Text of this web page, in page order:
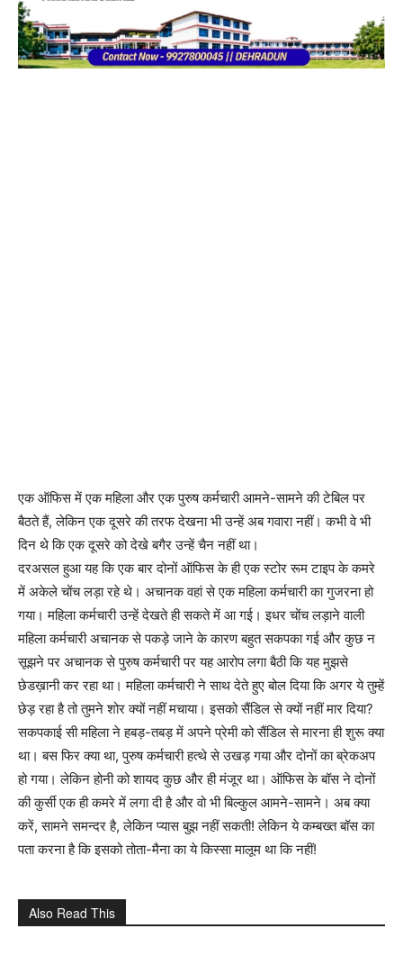
एक ऑफिस में एक महिला और एक पुरुष कर्मचारी आमने-सामने की टेबिल पर
बैठते हैं, लेकिन एक दूसरे की तरफ देखना भी उन्हें अब गवारा नहीं। कभी वे भी
दिन थे कि एक दूसरे को देखे बगैर उन्हें चैन नहीं था।
दरअसल हुआ यह कि एक बार दोनों ऑफिस के ही एक स्टोर रूम टाइप के कमरे
में अकेले चोंच लड़ा रहे थे। अचानक वहां से एक महिला कर्मचारी का गुजरना हो
गया। महिला कर्मचारी उन्हें देखते ही सकते में आ गई। इधर चोंच लड़ाने वाली
महिला कर्मचारी अचानक से पकड़े जाने के कारण बहुत सकपका गई और कुछ न
सूझने पर अचानक से पुरुष कर्मचारी पर यह आरोप लगा बैठी कि यह मुझसे
छेडख़ानी कर रहा था। महिला कर्मचारी ने साथ देते हुए बोल दिया कि अगर ये तुम्हें
छेड़ रहा है तो तुमने शोर क्यों नहीं मचाया। इसको सैंडिल से क्यों नहीं मार दिया?
सकपकाई सी महिला ने हबड़-तबड़ में अपने प्रेमी को सैंडिल से मारना ही शुरू क्या
था। बस फिर क्या था, पुरुष कर्मचारी हत्थे से उखड़ गया और दोनों का ब्रेकअप
हो गया। लेकिन होनी को शायद कुछ और ही मंजूर था। ऑफिस के बॉस ने दोनों
की कुर्सी एक ही कमरे में लगा दी है और वो भी बिल्कुल आमने-सामने। अब क्या
करें, सामने समन्दर है, लेकिन प्यास बुझ नहीं सकती! लेकिन ये कम्बख्त बॉस का
पता करना है कि इसको तोता-मैना का ये किस्सा मालूम था कि नहीं!
Also Read This